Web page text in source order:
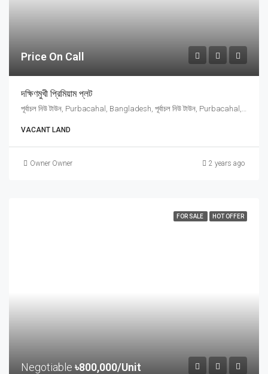
Price On Call
দক্ষিণমুখী প্রিমিয়াম প্লট
VACANT LAND
Owner Owner 2 years ago
FOR SALE HOT OFFER
Negotiable ৳800,000/Unit